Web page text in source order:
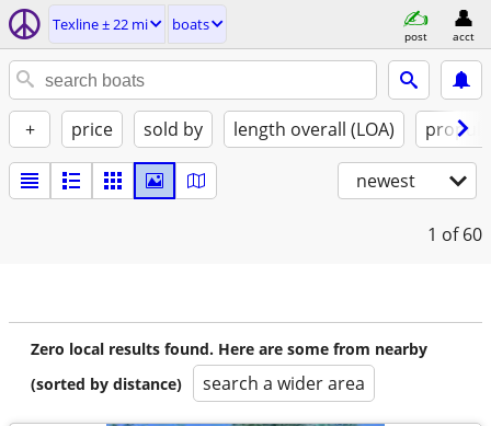
Texline ± 22 mi boats
post acct
+ price sold by length overall (LOA)
newest
1 of 60
Zero local results found. Here are some from nearby
(sorted by distance)
search a wider area